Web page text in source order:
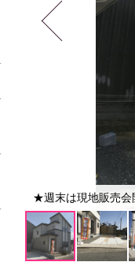
★週末は現地販売会